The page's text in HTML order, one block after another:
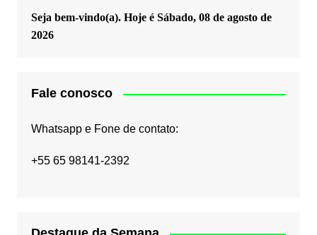
Seja bem-vindo(a). Hoje é Sábado, 08 de agosto de
2026
Fale conosco
Whatsapp e Fone de contato:
+55 65 98141-2392